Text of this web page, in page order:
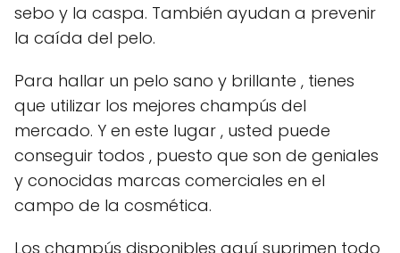
sebo y la caspa. También ayudan a prevenir
la caída del pelo.
Para hallar un pelo sano y brillante , tienes
que utilizar los mejores champús del
mercado. Y en este lugar , usted puede
conseguir todos , puesto que son de geniales
y conocidas marcas comerciales en el
campo de la cosmética.
Los champús disponibles aquí suprimen todo